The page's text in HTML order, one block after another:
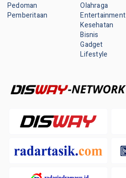
Pedoman
Pemberitaan
Olahraga
Entertainment
Kesehatan
Bisnis
Gadget
Lifestyle